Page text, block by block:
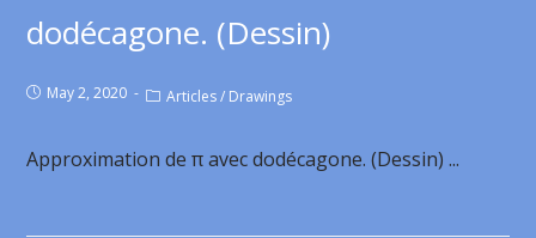
dodécagone. (Dessin)
May 2, 2020 Articles / Drawings
Approximation de π avec dodécagone. (Dessin) ...